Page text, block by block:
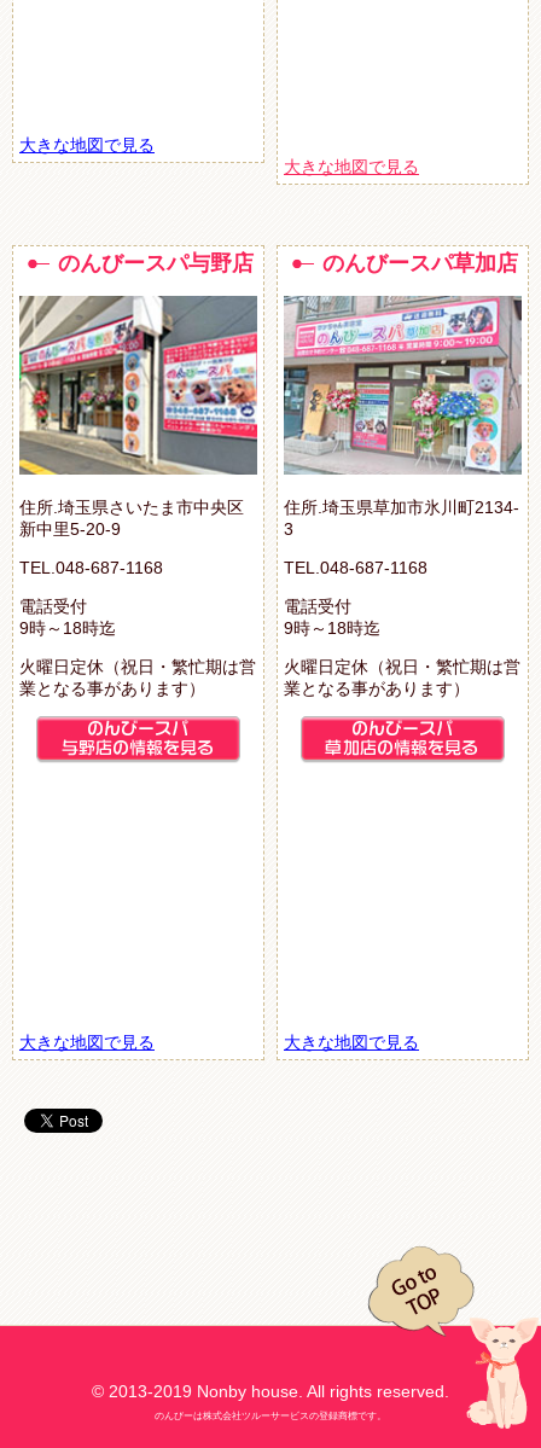
大きな地図で見る
大きな地図で見る
のんびースパ与野店
住所.埼玉県さいたま市中央区
新中里5-20-9
TEL.048-687-1168
電話受付
9時～18時迄
火曜日定休（祝日・繁忙期は営
業となる事があります）
大きな地図で見る
のんびースパ草加店
住所.埼玉県草加市氷川町2134-
3
TEL.048-687-1168
電話受付
9時～18時迄
火曜日定休（祝日・繁忙期は営
業となる事があります）
大きな地図で見る
© 2013-2019 Nonby house. All rights reserved.
のんびーは株式会社ツルーサービスの登録商標です。